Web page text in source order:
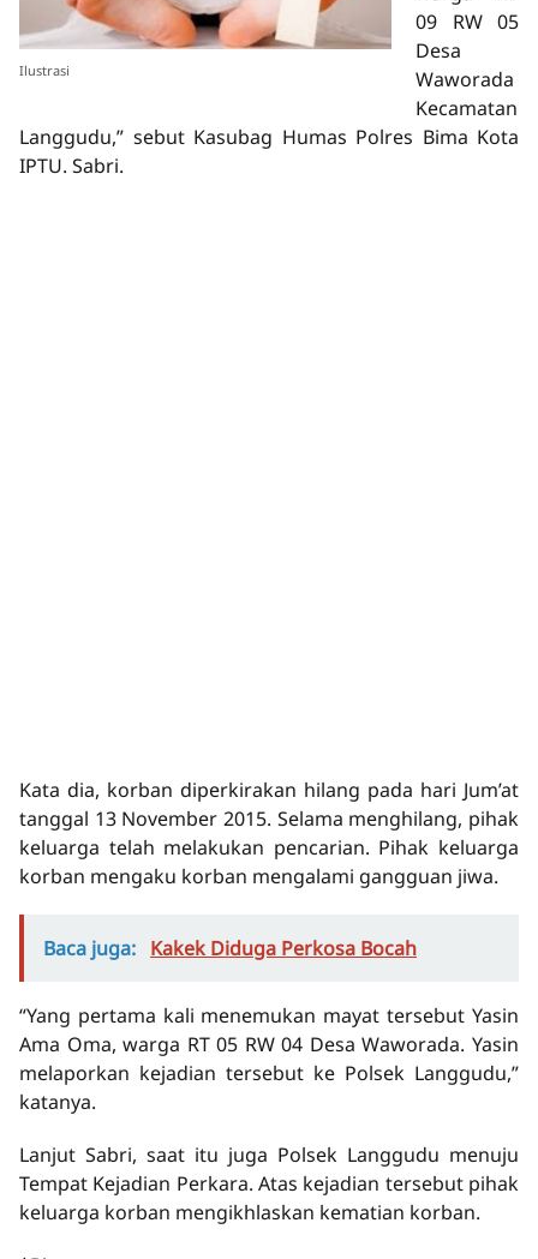
Ilustrasi
09 RW 05
Desa
Waworada
Kecamatan
Langgudu,” sebut Kasubag Humas Polres Bima Kota
IPTU. Sabri.
Kata dia, korban diperkirakan hilang pada hari Jum’at
tanggal 13 November 2015. Selama menghilang, pihak
keluarga telah melakukan pencarian. Pihak keluarga
korban mengaku korban mengalami gangguan jiwa.
Baca juga: Kakek Diduga Perkosa Bocah
“Yang pertama kali menemukan mayat tersebut Yasin
Ama Oma, warga RT 05 RW 04 Desa Waworada. Yasin
melaporkan kejadian tersebut ke Polsek Langgudu,”
katanya.
Lanjut Sabri, saat itu juga Polsek Langgudu menuju
Tempat Kejadian Perkara. Atas kejadian tersebut pihak
keluarga korban mengikhlaskan kematian korban.